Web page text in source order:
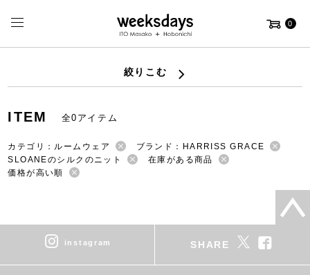
0
絞りこむ
ITEM 全0アイテム
カテゴリ：ルームウェア
ブランド：HARRISS GRACE
SLOANEのシルクのニット
在庫がある商品
価格が高い順
instagram SHARE